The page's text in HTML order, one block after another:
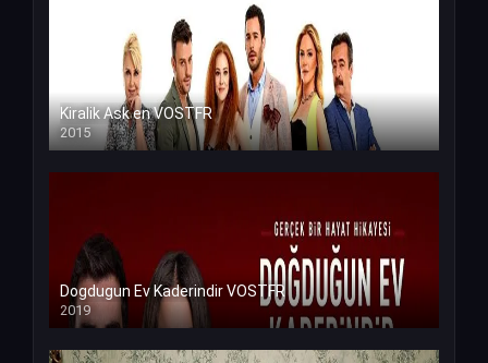
Kiralik Ask en VOSTFR
2015
Dogdugun Ev Kaderindir VOSTFR
2019